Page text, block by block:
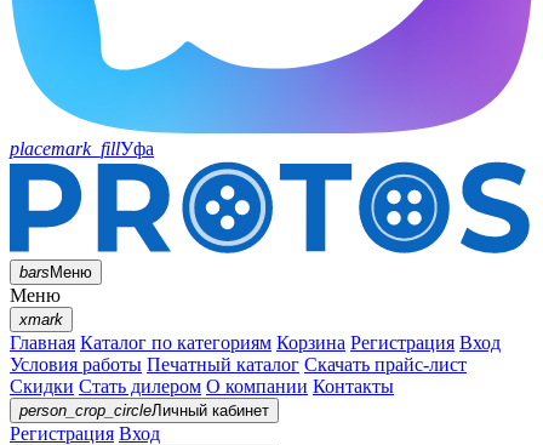
placemark_fillУфа
barsМеню
Меню
xmark
Главная Каталог по категориям Корзина Регистрация Вход
Условия работы Печатный каталог Скачать прайс-лист
Скидки Стать дилером О компании Контакты
person_crop_circleЛичный кабинет
Регистрация Вход